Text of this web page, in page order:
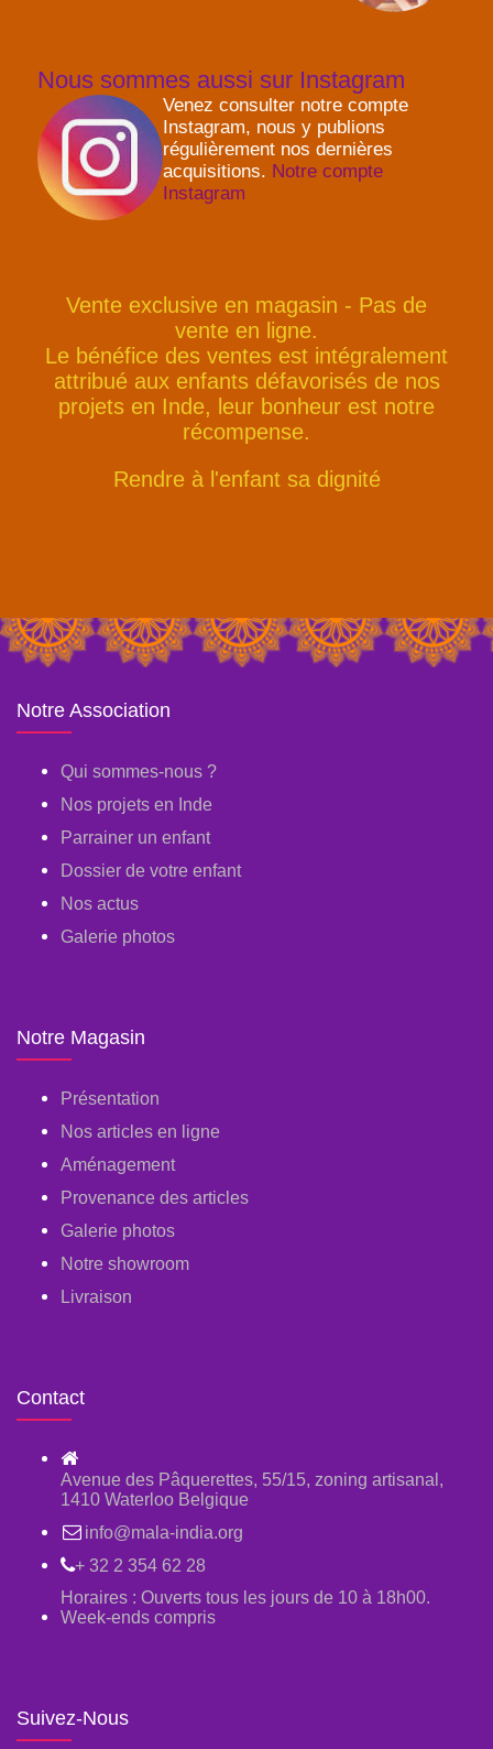
Nous sommes aussi sur Instagram
Venez consulter notre compte
Instagram, nous y publions
régulièrement nos dernières
acquisitions. Notre compte
Instagram
Vente exclusive en magasin - Pas de
vente en ligne.
Le bénéfice des ventes est intégralement
attribué aux enfants défavorisés de nos
projets en Inde, leur bonheur est notre
récompense.
Rendre à l'enfant sa dignité
Notre Association
Qui sommes-nous ?
Nos projets en Inde
Parrainer un enfant
Dossier de votre enfant
Nos actus
Galerie photos
Notre Magasin
Présentation
Nos articles en ligne
Aménagement
Provenance des articles
Galerie photos
Notre showroom
Livraison
Contact
Avenue des Pâquerettes, 55/15, zoning artisanal,
1410 Waterloo Belgique
info@mala-india.org
+ 32 2 354 62 28
Horaires : Ouverts tous les jours de 10 à 18h00.
Week-ends compris
Suivez-Nous